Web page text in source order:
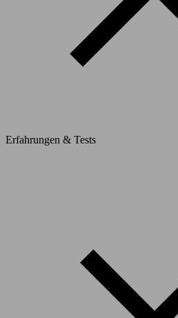
Erfahrungen & Tests